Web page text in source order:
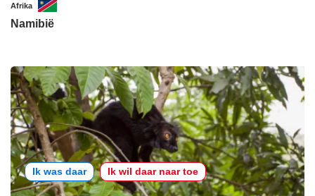
Afrika
Namibië
Ik was daar Ik wil daar naar toe